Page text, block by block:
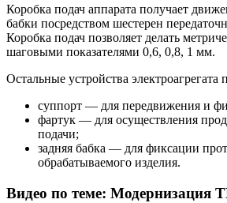
Коробка подач аппарата получает
бабки посредством шестерен
Коробка подач позволяет делать
шаговыми показателями 0,6, 0,8, 1 мм.
Остальные устройства электроагрегата
суппорт — для передвижения и
фартук — для осуществления
подачи;
задняя бабка — для фиксации
обрабатываемого изделия.
Видео по теме: Модернизация